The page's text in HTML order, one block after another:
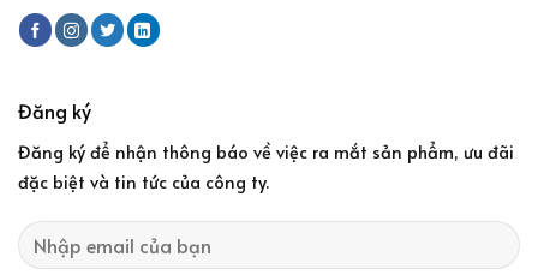
Đăng ký
Đăng ký để nhận thông báo về việc ra mắt sản phẩm, ưu đãi
đặc biệt và tin tức của công ty.